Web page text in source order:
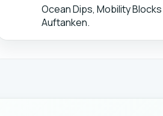
Ocean Dips, Mobility
Auftanken.